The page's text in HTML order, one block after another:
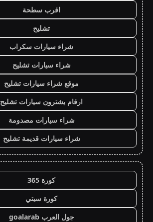
اقرب سطحة
تشليح
شراء سيارات سكراب
شراء سيارات تشليح
موقع شراء سيارات تشليح
ارقام يشترون سيارات تشليح
شراء سيارات مصدومة
شراء سيارات قديمة تشليح
كورة 365
كورة سيتي
جول العرب goalarab